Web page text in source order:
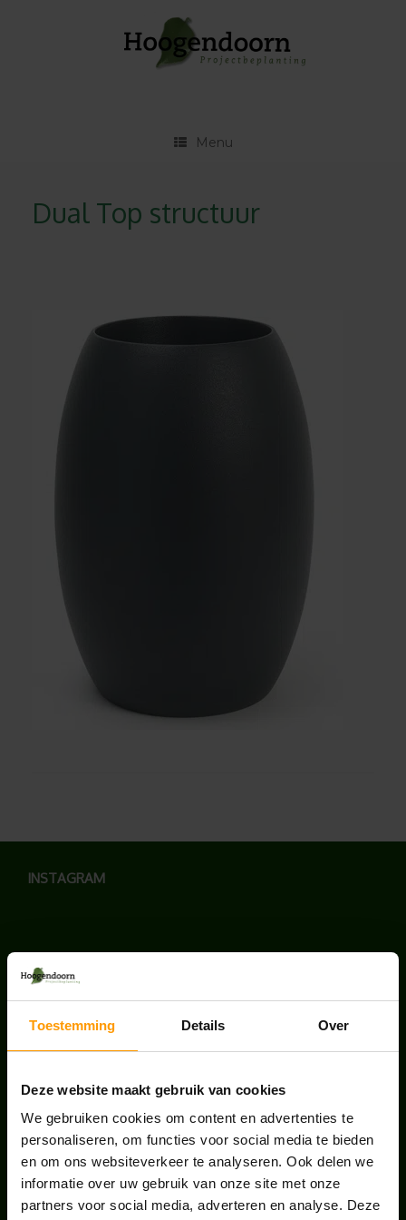
Toestemming Details Over
Deze website maakt gebruik van cookies
We gebruiken cookies om content en advertenties te
personaliseren, om functies voor social media te bieden
en om ons websiteverkeer te analyseren. Ook delen we
informatie over uw gebruik van onze site met onze
partners voor social media, adverteren en analyse. Deze
Menu
Dual Top structuur
INSTAGRAM
LAATSTE NIEUWS
KANTOORPLANT VAN DE MAAND JUNI: DE
SCHEFFLERA